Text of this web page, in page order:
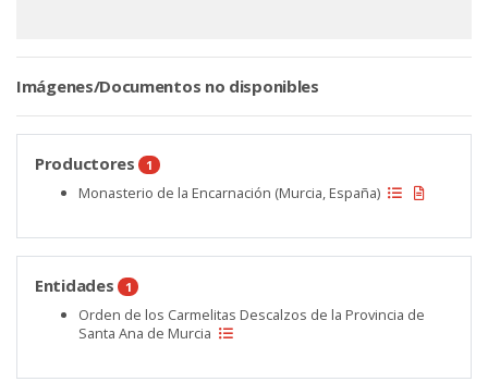
Imágenes/Documentos no disponibles
Productores 1
Monasterio de la Encarnación (Murcia, España)
Entidades 1
Orden de los Carmelitas Descalzos de la Provincia de
Santa Ana de Murcia